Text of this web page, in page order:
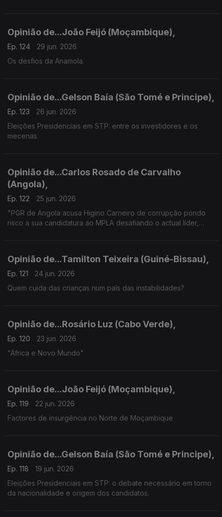
Opinião de...João Feijó (Moçambique),
Ep. 124
29 jun. 2026
Os desfios da Anamola.
Opinião de...Gelson Baía (São Tomé e Principe),
Ep. 123
26 jun. 2026
Eleições Presidenciais em STP: entre os investidores e os
mecenas
Opinião de...Carlos Rosado de Carvalho
(Angola),
Ep. 122
25 jun. 2026
"PGR de Angola acusa Higino Carneiro de corrupção pondo
risco a sua candidatura ao MPLA desafiando o actual líder,
Opinião de...Tamilton Teixeira (Guiné-Bissau),
Ep. 121
24 jun. 2026
Quem cuida das crianças num país das instabilidades?
Opinião de...Rosário Luz (Cabo Verde),
Ep. 120
23 jun. 2026
"África e Novo Mundo"
Opinião de...João Feijó (Moçambique),
Ep. 119
22 jun. 2026
Factores de insurgência no Norte de Moçambique
Opinião de...Gelson Baía (São Tomé e Principe),
Ep. 118
19 jun. 2026
Eleições Presidenciais em STP: o debate necessário em torno
da nacionalidade e origem dos candidatos.